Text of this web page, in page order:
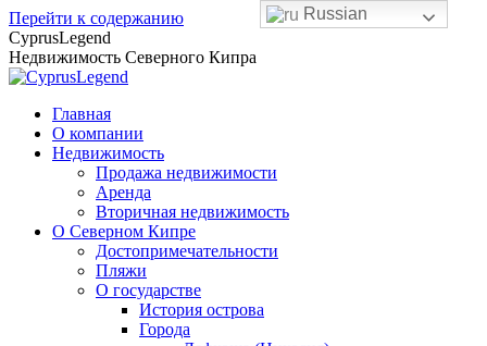
Перейти к содержанию
CyprusLegend
Недвижимость Северного Кипра
Главная
О компании
Недвижимость
Продажа недвижимости
Аренда
Вторичная недвижимость
О Северном Кипре
Достопримечательности
Пляжи
О государстве
История острова
Города
Russian